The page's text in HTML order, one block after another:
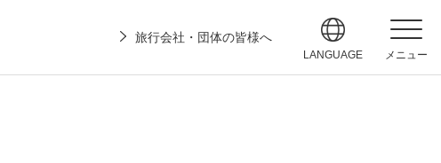
旅行会社・団体の皆様へ
LANGUAGE メニュー